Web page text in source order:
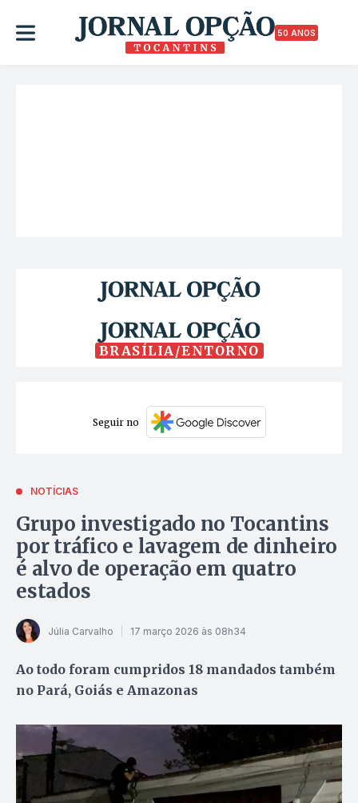
50 ANOS
BRASÍLIA/ENTORNO
Seguir no
NOTÍCIAS
Grupo investigado no Tocantins
por tráfico e lavagem de dinheiro
é alvo de operação em quatro
estados
Júlia Carvalho 17 março 2026 às 08h34
Ao todo foram cumpridos 18 mandados também
no Pará, Goiás e Amazonas